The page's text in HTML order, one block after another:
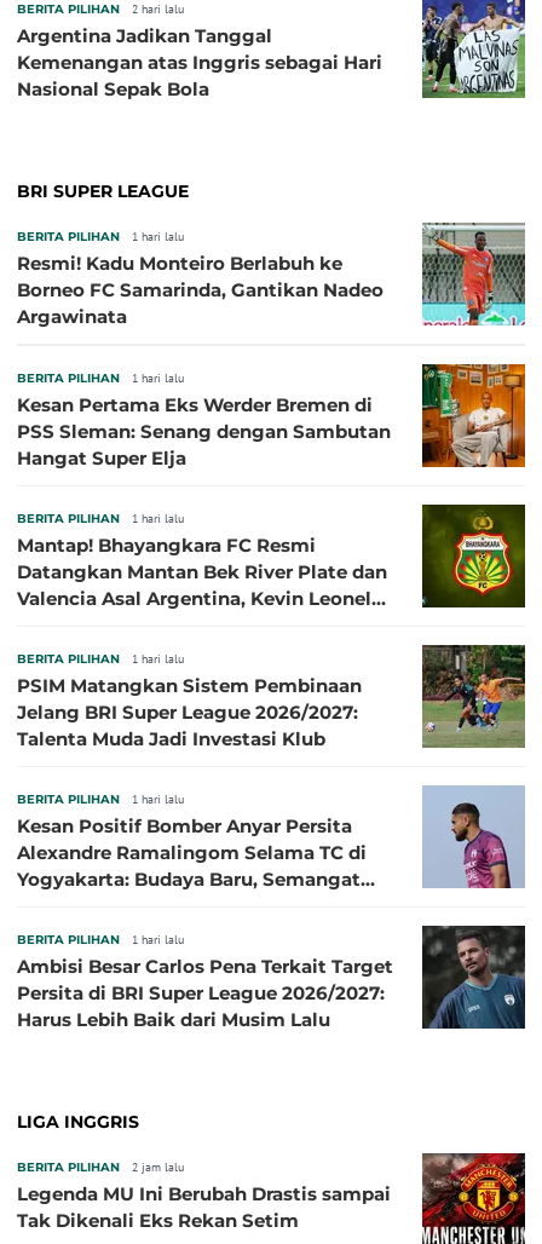
BERITA PILIHAN 2 hari lalu
Argentina Jadikan Tanggal
Kemenangan atas Inggris sebagai Hari
Nasional Sepak Bola
BRI SUPER LEAGUE
BERITA PILIHAN 1 hari lalu
Resmi! Kadu Monteiro Berlabuh ke
Borneo FC Samarinda, Gantikan Nadeo
Argawinata
BERITA PILIHAN 1 hari lalu
Kesan Pertama Eks Werder Bremen di
PSS Sleman: Senang dengan Sambutan
Hangat Super Elja
BERITA PILIHAN 1 hari lalu
Mantap! Bhayangkara FC Resmi
Datangkan Mantan Bek River Plate dan
Valencia Asal Argentina, Kevin Leonel
BERITA PILIHAN 1 hari lalu
PSIM Matangkan Sistem Pembinaan
Jelang BRI Super League 2026/2027:
Talenta Muda Jadi Investasi Klub
BERITA PILIHAN 1 hari lalu
Kesan Positif Bomber Anyar Persita
Alexandre Ramalingom Selama TC di
Yogyakarta: Budaya Baru, Semangat
BERITA PILIHAN 1 hari lalu
Ambisi Besar Carlos Pena Terkait Target
Persita di BRI Super League 2026/2027:
Harus Lebih Baik dari Musim Lalu
LIGA INGGRIS
BERITA PILIHAN 2 jam lalu
Legenda MU Ini Berubah Drastis sampai
Tak Dikenali Eks Rekan Setim